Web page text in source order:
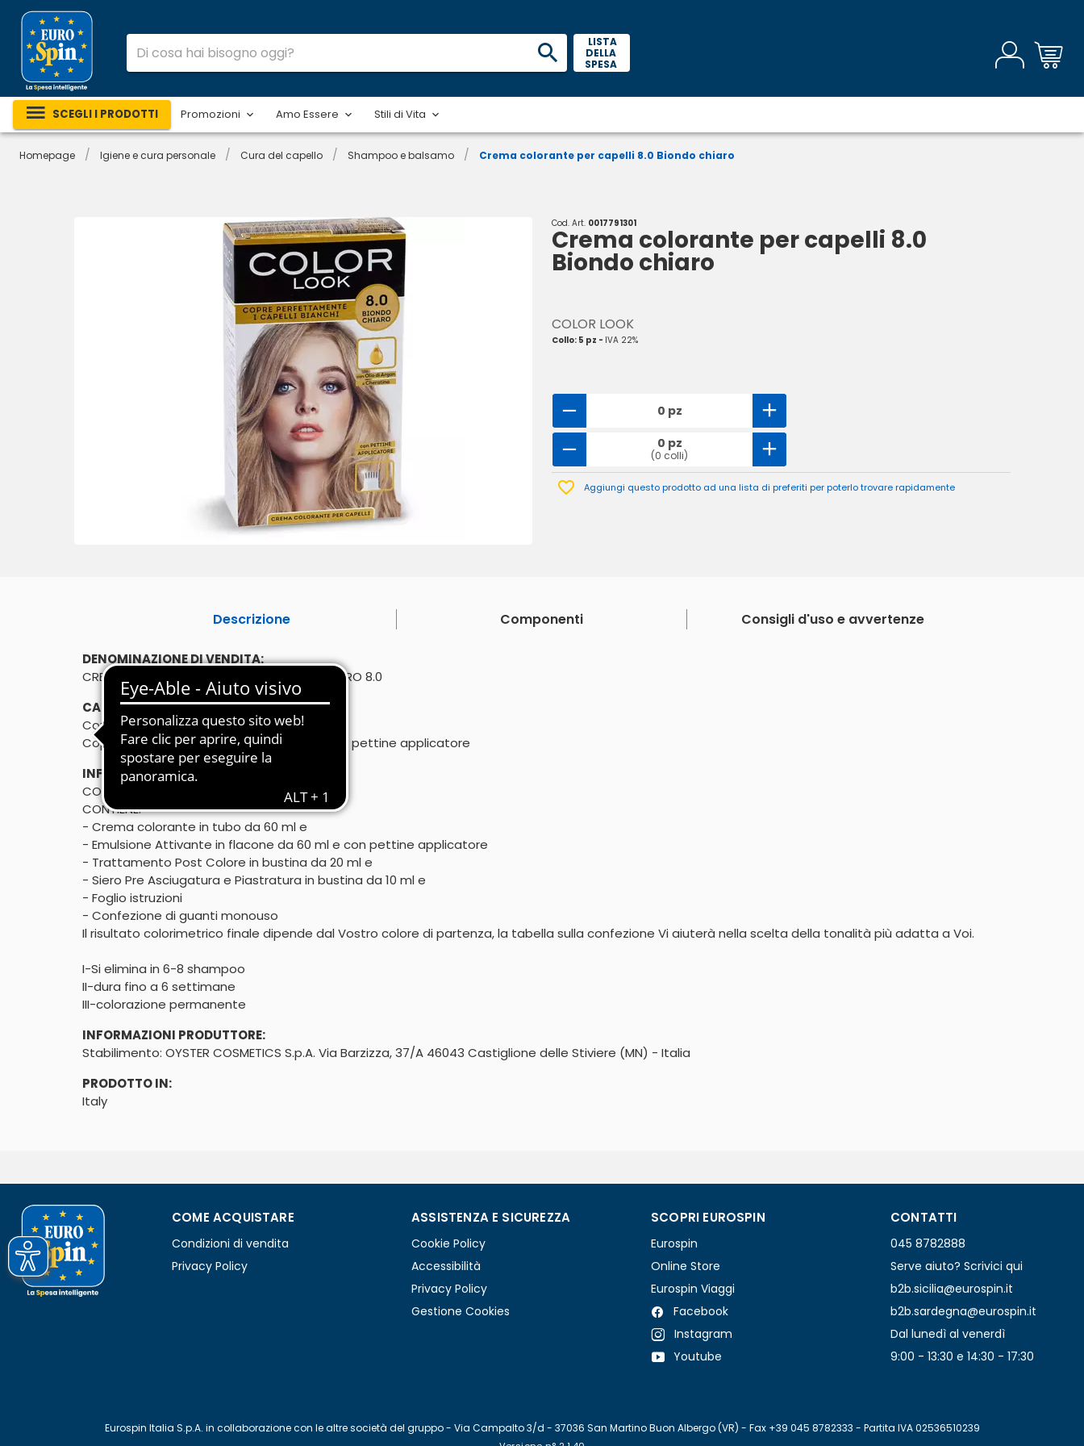
LISTA
DELLA
SPESA
SCEGLI I PRODOTTI Promozioni Amo Essere Stili di Vita
Homepage / Igiene e cura personale / Cura del capello / Shampoo e balsamo / Crema colorante per capelli 8.0 Biondo chiaro
Cod. Art. 0017791301
Crema colorante per capelli 8.0
Biondo chiaro
COLOR LOOK
Collo: 5 pz - IVA 22%
0 pz
0 pz
(0 colli)
Aggiungi questo prodotto ad una lista di preferiti per poterlo trovare rapidamente
Descrizione Componenti Consigli d'uso e avvertenze
DENOMINAZIONE DI VENDITA:
CREMA COLORANTE PER CAPELLI BIONDO CHIARO 8.0
CARATTERISTICHE:
Con Olio di Argan e Cheratina
Copre perfettamente i capelli bianchi - Con pettine applicatore
INFORMAZIONI AGGIUNTIVE:
CONFEZIONE MONOUSO
CONTIENE:
- Crema colorante in tubo da 60 ml e
- Emulsione Attivante in flacone da 60 ml e con pettine applicatore
- Trattamento Post Colore in bustina da 20 ml e
- Siero Pre Asciugatura e Piastratura in bustina da 10 ml e
- Foglio istruzioni
- Confezione di guanti monouso
Il risultato colorimetrico finale dipende dal Vostro colore di partenza, la tabella sulla confezione Vi aiuterà nella scelta della tonalità più adatta a Voi.
I-Si elimina in 6-8 shampoo
II-dura fino a 6 settimane
III-colorazione permanente
INFORMAZIONI PRODUTTORE:
Stabilimento: OYSTER COSMETICS S.p.A. Via Barzizza, 37/A 46043 Castiglione delle Stiviere (MN) - Italia
PRODOTTO IN:
Italy
COME ACQUISTARE
Condizioni di vendita
Privacy Policy
ASSISTENZA E SICUREZZA
Cookie Policy
Accessibilità
Privacy Policy
Gestione Cookies
SCOPRI EUROSPIN
Eurospin
Online Store
Eurospin Viaggi
Facebook
Instagram
Youtube
CONTATTI
045 8782888
Serve aiuto? Scrivici qui
b2b.sicilia@eurospin.it
b2b.sardegna@eurospin.it
Dal lunedì al venerdì
9:00 - 13:30 e 14:30 - 17:30
Eurospin Italia S.p.A. in collaborazione con le altre società del gruppo - Via Campalto 3/d - 37036 San Martino Buon Albergo (VR) - Fax +39 045 8782333 - Partita IVA 02536510239